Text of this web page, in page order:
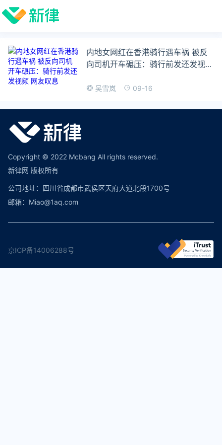
内地女网红在香港骑行遇车祸 被反
向司机开车碾压：骑行前发还发视频
吴雪岚 09-16
Copyright © 2022 Mcbang All rights reserved.
新律网 版权所有
公司地址：四川省成都市武侯区天府大道北段1700号
邮箱：Miao@1aq.com
京ICP备14006288号